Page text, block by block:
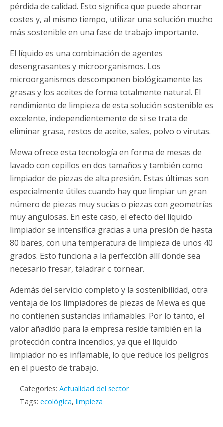
pérdida de calidad. Esto significa que puede ahorrar
costes y, al mismo tiempo, utilizar una solución mucho
más sostenible en una fase de trabajo importante.
El líquido es una combinación de agentes
desengrasantes y microorganismos. Los
microorganismos descomponen biológicamente las
grasas y los aceites de forma totalmente natural. El
rendimiento de limpieza de esta solución sostenible es
excelente, independientemente de si se trata de
eliminar grasa, restos de aceite, sales, polvo o virutas.
Mewa ofrece esta tecnología en forma de mesas de
lavado con cepillos en dos tamaños y también como
limpiador de piezas de alta presión. Estas últimas son
especialmente útiles cuando hay que limpiar un gran
número de piezas muy sucias o piezas con geometrías
muy angulosas. En este caso, el efecto del líquido
limpiador se intensifica gracias a una presión de hasta
80 bares, con una temperatura de limpieza de unos 40
grados. Esto funciona a la perfección allí donde sea
necesario fresar, taladrar o tornear.
Además del servicio completo y la sostenibilidad, otra
ventaja de los limpiadores de piezas de Mewa es que
no contienen sustancias inflamables. Por lo tanto, el
valor añadido para la empresa reside también en la
protección contra incendios, ya que el líquido
limpiador no es inflamable, lo que reduce los peligros
en el puesto de trabajo.
Categories: Actualidad del sector
Tags: ecológica, limpieza